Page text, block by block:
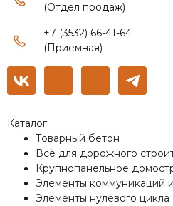
(Отдел продаж)
+7 (3532) 66-41-64
(Приемная)
Каталог
Товарный бетон
Всё для дорожного
Крупнопанельное
Элементы коммуникаций
Элементы нулевого цикла